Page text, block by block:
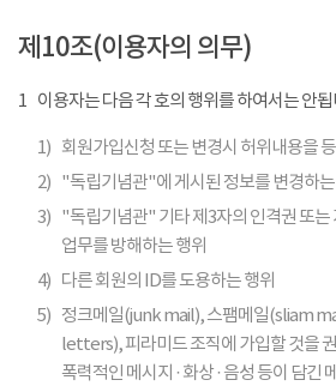
제10조(이용자의 의무)
1 이용자는 다음 각 호의 행위를 하여서는 안됩
1) 회원가입신청 또는 변경시 허위내용을
2) "독립기념관"에 게시된 정보를 변경하는
3) "독립기념관" 기타 제3자의 인격권 또
업무를 방해하는 행위
4) 다른 회원의 ID를 도용하는 행위
5) 정크메일(junk mail), 스팸메일(sliam
letters), 피라미드 조직에 가입할 것을
폭력적인 메시지 · 화상 · 음성 등이 담긴